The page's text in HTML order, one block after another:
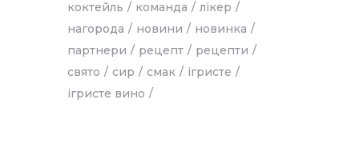
коктейль
команда
лікер
нагорода
новини
новинка
партнери
рецепт
рецепти
свято
сир смак
ігристе
ігристе вино